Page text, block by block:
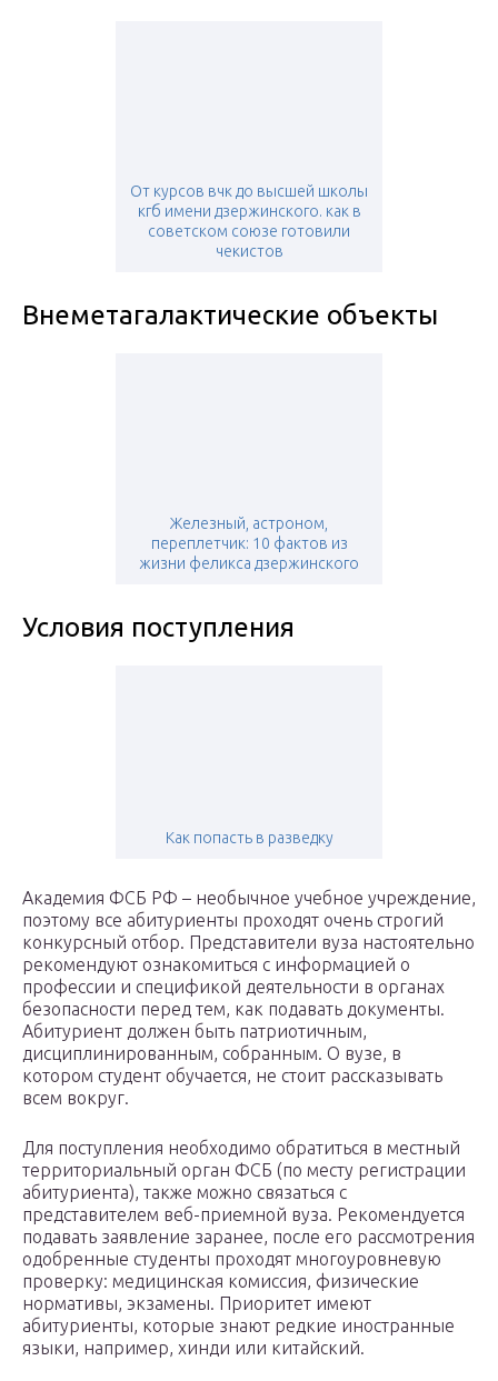
От курсов вчк до высшей школы
кгб имени дзержинского. как в
советском союзе готовили
чекистов
Внеметагалактические объекты
Железный, астроном,
переплетчик: 10 фактов из
жизни феликса дзержинского
Условия поступления
Как попасть в разведку
Академия ФСБ РФ – необычное учебное учреждение,
поэтому все абитуриенты проходят очень строгий
конкурсный отбор. Представители вуза настоятельно
рекомендуют ознакомиться с информацией о
профессии и спецификой деятельности в органах
безопасности перед тем, как подавать документы.
Абитуриент должен быть патриотичным,
дисциплинированным, собранным. О вузе, в
котором студент обучается, не стоит рассказывать
всем вокруг.
Для поступления необходимо обратиться в местный
территориальный орган ФСБ (по месту регистрации
абитуриента), также можно связаться с
представителем веб-приемной вуза. Рекомендуется
подавать заявление заранее, после его рассмотрения
одобренные студенты проходят многоуровневую
проверку: медицинская комиссия, физические
нормативы, экзамены. Приоритет имеют
абитуриенты, которые знают редкие иностранные
языки, например, хинди или китайский.